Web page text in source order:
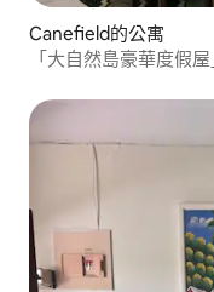
Canefield的公寓
「大自然島豪華度假屋